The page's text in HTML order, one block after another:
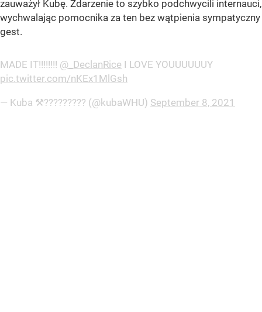
zauważył Kubę. Zdarzenie to szybko podchwycili internauci,
wychwalając pomocnika za ten bez wątpienia sympatyczny
gest.
MADE IT!!!!!!!! @_DeclanRice I LOVE YOUUUUUUY
pic.twitter.com/nKEx1MlGsh
— Kuba ⚒????????? (@kubaWHU) September 8, 2021